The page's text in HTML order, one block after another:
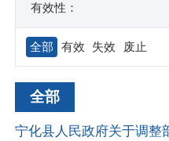
有效性：
全部 有效 失效 废止
全部
宁化县人民政府关于调整